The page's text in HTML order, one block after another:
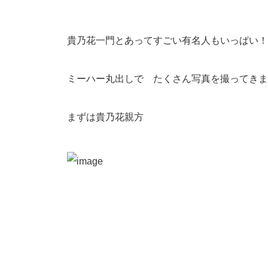
貴乃花一門とあってすごい有名人もいっぱい！
ミーハー丸出しで たくさん写真を撮ってき
まずは貴乃花親方